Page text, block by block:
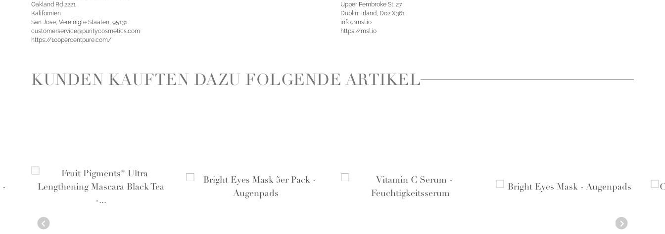
Oakland Rd 2221
Kalifornien
San Jose, Vereinigte Staaten, 95131
customerservice@puritycosmetics.com
https://100percentpure.com/
Upper Pembroke St. 27
Dublin, Irland, D02 X361
info@msl.io
https://msl.io
KUNDEN KAUFTEN DAZU FOLGENDE ARTIKEL